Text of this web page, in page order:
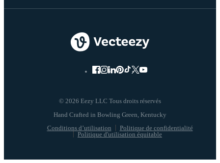
© 2026 Eezy LLC Tous droits réservés
Conditions d’utilisation
Politique de confidentialité
Politique d'utilisation équitable